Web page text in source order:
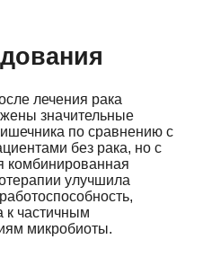
лечения рака
значительные
по сравнению с
без рака, но с
комбинированная
улучшила
к частичным
микробиоты.